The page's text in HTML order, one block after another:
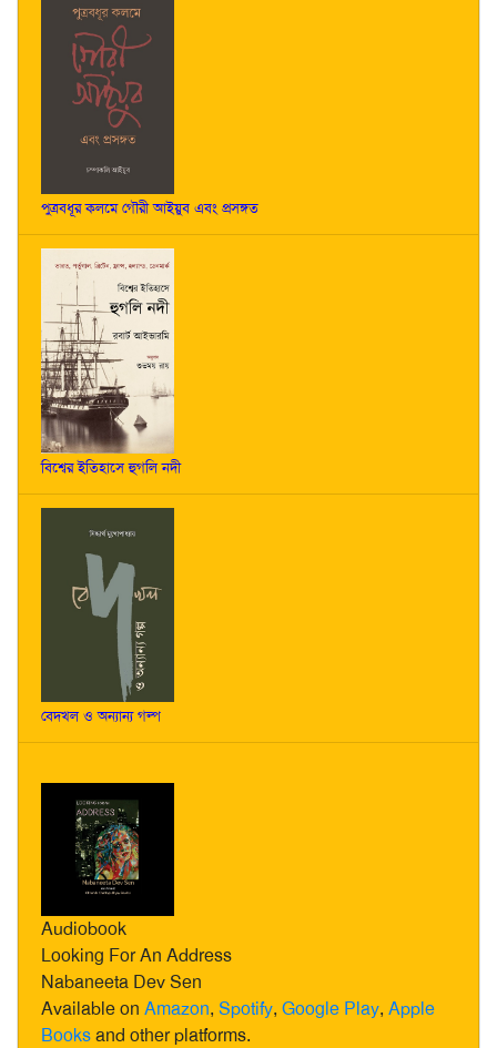
পুত্রবধূর কলমে গৌরী আইয়ুব এবং প্রসঙ্গত
বিশ্বের ইতিহাসে হুগলি নদী
বেদখল ও অন্যান্য গল্প
Audiobook
Looking For An Address
Nabaneeta Dev Sen
Available on Amazon, Spotify, Google Play, Apple
Booksand other platforms.